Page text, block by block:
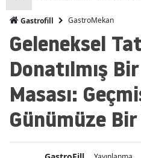
Gastrofill GastroMekan
Geleneksel
Donatılmış
Masası:
Günümüze